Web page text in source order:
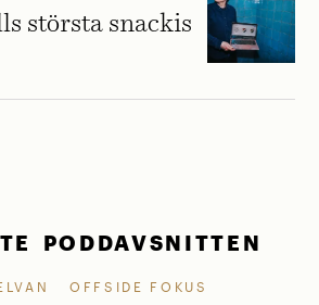
största snackis
PODDAVSNITTEN
OFFSIDE FOKUS